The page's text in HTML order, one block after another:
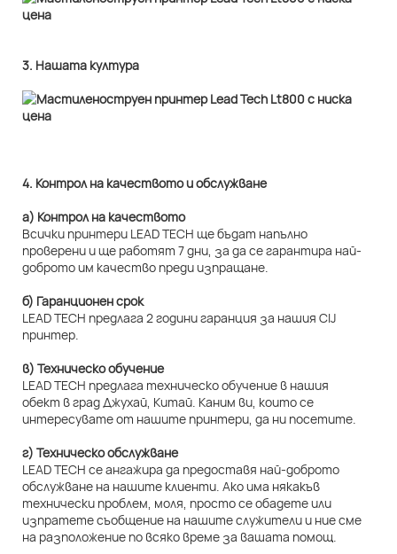
3. Нашата култура
4. Контрол на качеството и обслужване
а) Контрол на качеството
Всички принтери LEAD TECH ще бъдат напълно
проверени и ще работят 7 дни, за да се гарантира най-
доброто им качество преди изпращане.
б) Гаранционен срок
LEAD TECH предлага 2 години гаранция за нашия CIJ
принтер.
в) Техническо обучение
LEAD TECH предлага техническо обучение в нашия
обект в град Джухай, Китай. Каним ви, които се
интересувате от нашите принтери, да ни посетите.
г) Техническо обслужване
LEAD TECH се ангажира да предоставя най-доброто
обслужване на нашите клиенти. Ако има някакъв
технически проблем, моля, просто се обадете или
изпратете съобщение на нашите служители и ние сме
на разположение по всяко време за вашата помощ.